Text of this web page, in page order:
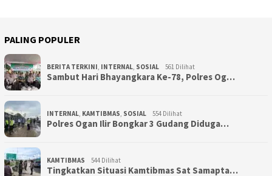
PALING POPULER
BERITA TERKINI, INTERNAL, SOSIAL 561 Dilihat
Sambut Hari Bhayangkara Ke-78, Polres Og…
INTERNAL, KAMTIBMAS, SOSIAL 554 Dilihat
Polres Ogan Ilir Bongkar 3 Gudang Diduga…
KAMTIBMAS 544 Dilihat
Tingkatkan Situasi Kamtibmas Sat Samapta…